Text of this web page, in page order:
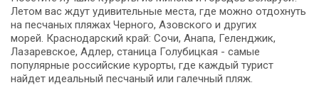
Летом вас ждут удивительные места, где можно отдохнуть
на песчаных пляжах Черного, Азовского и других
морей. Краснодарский край: Сочи, Анапа, Геленджик,
Лазаревское, Адлер, станица Голубицкая - самые
популярные российские курорты, где каждый турист
найдет идеальный песчаный или галечный пляж.